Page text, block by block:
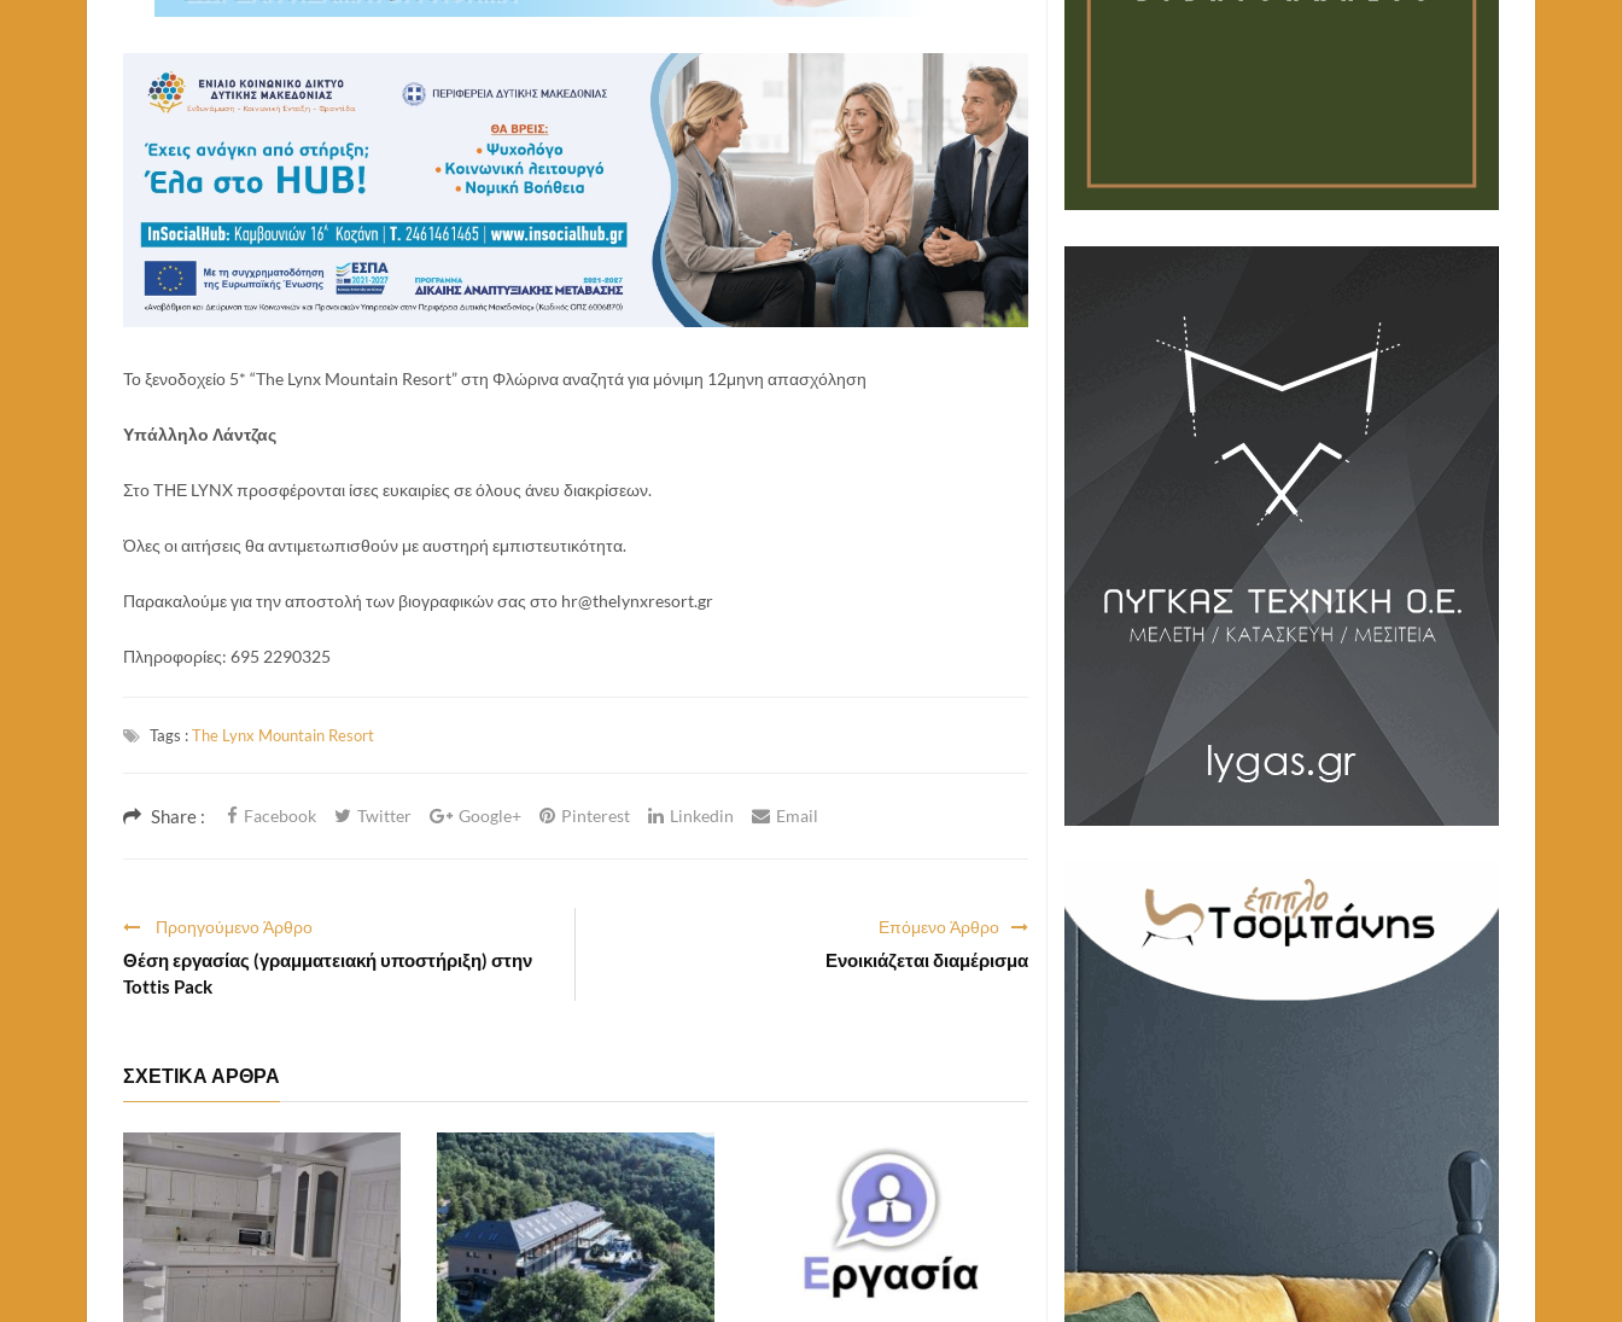
Το ξενοδοχείο 5* “The Lynx Mountain Resort” στη Φλώρινα αναζητά για μόνιμη 12μηνη απασχόληση
Υπάλληλο Λάντζας
Στο ΤΗΕ LYNX προσφέρονται ίσες ευκαιρίες σε όλους άνευ διακρίσεων.
Όλες οι αιτήσεις θα αντιμετωπισθούν με αυστηρή εμπιστευτικότητα.
Παρακαλούμε για την αποστολή των βιογραφικών σας στο hr@thelynxresort.gr
Πληροφορίες: 695 2290325
Tags :The Lynx Mountain Resort
Share : Facebook Twitter Google+ Pinterest Linkedin Email
Επόμενο Άρθρο
Ενοικιάζεται διαμέρισμα
Προηγούμενο Άρθρο
Θέση εργασίας (γραμματειακή υποστήριξη) στην
Tottis Pack
ΣΧΕΤΙΚΑ ΑΡΘΡΑ
ΑΓΓΕΛΙΕΣ,ΕΝΟΙΚΙΑΣΕΙΣ ΑΓΓΕΛΙΕΣ
Αύγουστος 7, 2026 08:14 Αύγουστος 7, 2026 08:12
Θέση Εργασίας (προϊσταμένου
Βάρδιας) Στην